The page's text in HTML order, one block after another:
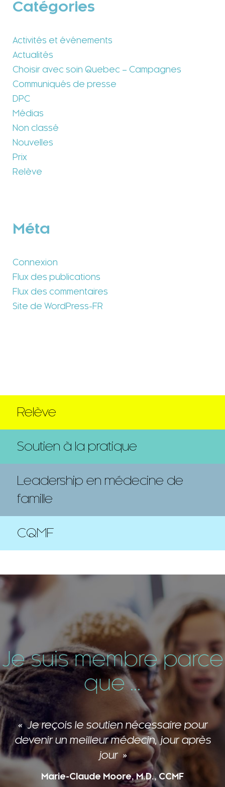
Catégories
Activités et événements
Actualités
Choisir avec soin Quebec – Campagnes
Communiqués de presse
DPC
Médias
Non classé
Nouvelles
Prix
Relève
Méta
Connexion
Flux des publications
Flux des commentaires
Site de WordPress-FR
Relève
Soutien à la pratique
Leadership en médecine de
famille
CQMF
Je suis membre parce
que ...
Je reçois le soutien nécessaire pour
devenir un meilleur médecin, jour après
jour
Marie-Claude Moore, M.D., CCMF